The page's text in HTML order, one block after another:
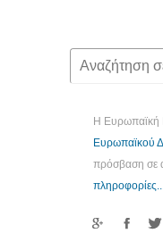
Η Ευρωπαϊκή
Ευρωπαϊκού
πρόσβαση σε